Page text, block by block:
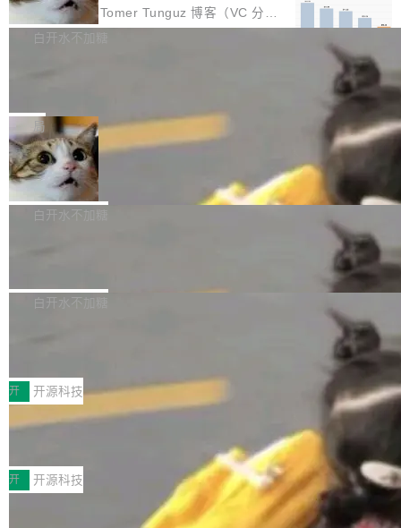
Z Flip8三款折叠屏新机均在7月22日发布，且全
部搭载骁龙8 Elite Gen5 for Galaxy，它们本该
眼的位置：「Software is made between com
mits」——软件是在 commit 之间写出来的。git
是把这段空隙补上。 回退到任何一次编辑：Delt
aDB 捕获 commit 之间的每一次操作，...
根据风险投资人Tomer Tunguz 博客（VC 分
析）披露的最新分析与第二季度业绩报告，Spac
微软同期总资本开支的四成。 与亚马逊、Alpha
bet、微软以及 Meta 等传统科技巨头相比，Spa
ceXAI的资金消耗速度尤为引人瞩目。然而，支
撑庞大支出的资金来源却呈现出截然不同的面
貌。数据显示，微软和 Meta 主要依托充沛的经
白开水不加糖
一个在终端里运行的编程 agent；Muse Spark
1.2，驱动这个 agent 的新模型。一句话概括：
你可以用 curl -fsSL https://dev.meta.ai/install.
sh | bash 安装一个能在大项目里自动规划、写
代码、验证结果的 AI 终端工具。 据介绍，Muse
个主 agent 循环，外加一组后台 agent。这些后
局
美团开源 LoHoSearch，用知识图谱校
准 AI 能力认知
机器出题的前提，是让机器拥有全局视野。整个
构建流程可以分为四个环节：建图 → 控制难度
白开水不加糖
库，并将作为transport接入Mooncake TENT。
MPComm将作为一种传输引擎接入Mooncake T
ENT，实现零拷贝传输性能提升30%、非零拷贝
传输性能最高提升5倍。UCL-MPComm底层基
于自研UCL-Engine通信引擎，后续腾讯网平将
持续开源更多基于UCL-Engine的高性能通信组
件。 腾讯网平团队在UCL-MPComm中实现了一
个独立于业务线程的全局通信引擎（Engine），
白开水不加糖
型案例入选名单》，深信服“面向企业研发场景的
开源 AI 编程平台 CoStrict 应用”凭借卓越的技术
创新与落地成效成功入选。 全链路私有化部署，
助力企业AI研发安全落地 当前，越来越多企业已
经开始引入 AI Coding 工具，通过调用公有云模
型或企业内部部署模型提升研发效率。但随着 AI
Coding 从个人辅助工具逐步走向团队级、组织
开 开源科技
深信服AI算力网关入选工信部人工智能
前不久，工业和信息化部正式发布《2025年人工
智能应用典型案例名单》，集中展示人工智能在
各领域的应用成果，覆盖技术底座、行业赋能、
产品应用、支撑保障、专题等五大方向。深信服
开 开源科技
Jeff Dean 离开 Google：一个时代的结